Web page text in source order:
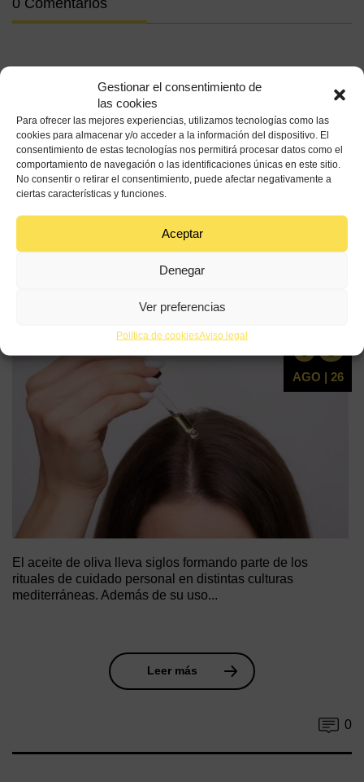
Gestionar el consentimiento de
las cookies
Para ofrecer las mejores experiencias, utilizamos tecnologías como las
cookies para almacenar y/o acceder a la información del dispositivo. El
consentimiento de estas tecnologías nos permitirá procesar datos como el
comportamiento de navegación o las identificaciones únicas en este sitio.
No consentir o retirar el consentimiento, puede afectar negativamente a
ciertas características y funciones.
Aceptar
Denegar
Ver preferencias
Política de cookiesAviso legal
Entradas
relacionadas
Aceite de oliva para el cuero cabelludo ¿cómo
05
AGO | 26
El aceite de oliva lleva siglos formando parte de los
rituales de cuidado personal en distintas culturas
mediterráneas. Además de su uso...
Leer más
0